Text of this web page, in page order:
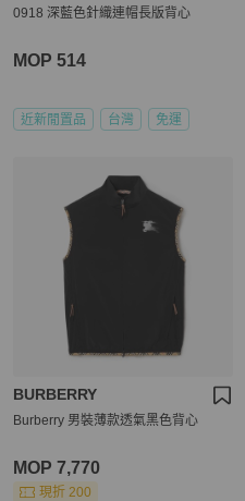
0918 深藍色針織連帽長版背心
MOP 514
近新閒置品 台灣 免運
BURBERRY
Burberry 男裝薄款透氣黑色背心
MOP 7,770
現折 200